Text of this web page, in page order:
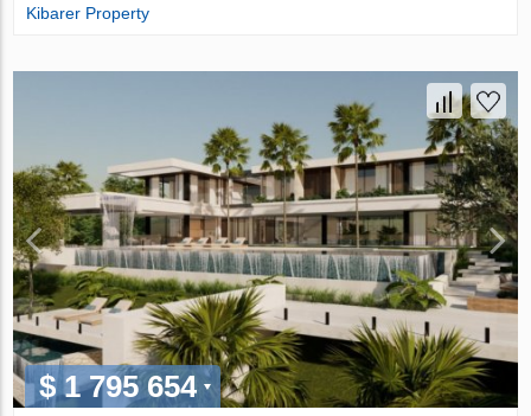
Kibarer Property
$ 1 795 654